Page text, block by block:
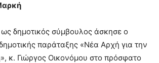
δημοτικός σύμβουλος άσκησε ο
παράταξης «Νέα Αρχή για την
κ. Γιώργος Οικονόμου στο πρόσφατο